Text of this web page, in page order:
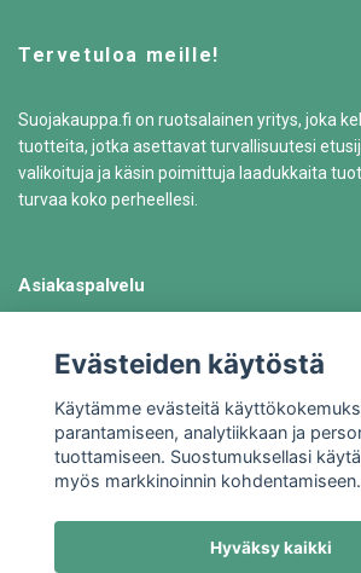
Tervetuloa meille!
Suojakauppa.fi on ruotsalainen yritys, joka
tuotteita, jotka asettavat turvallisuutesi
valikoituja ja käsin poimittuja laadukkaita
turvaa koko perheellesi.
Asiakaspalvelu
TiedotEvästeiden käytöstä
Käytämme evästeitä
parantamiseen, analytiikkaan ja
tuottamiseen. Suostumuksellasi
myös markkinoinnin kohdentamiseen.
Hyväksy kaikki